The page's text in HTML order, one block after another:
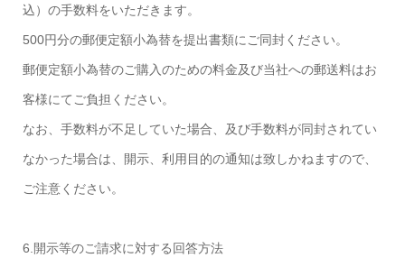
込）の手数料をいただきます。
500円分の郵便定額小為替を提出書類にご同封ください。
郵便定額小為替のご購入のための料金及び当社への郵送料はお
客様にてご負担ください。
なお、手数料が不足していた場合、及び手数料が同封されてい
なかった場合は、開示、利用目的の通知は致しかねますので、
ご注意ください。
6.開示等のご請求に対する回答方法